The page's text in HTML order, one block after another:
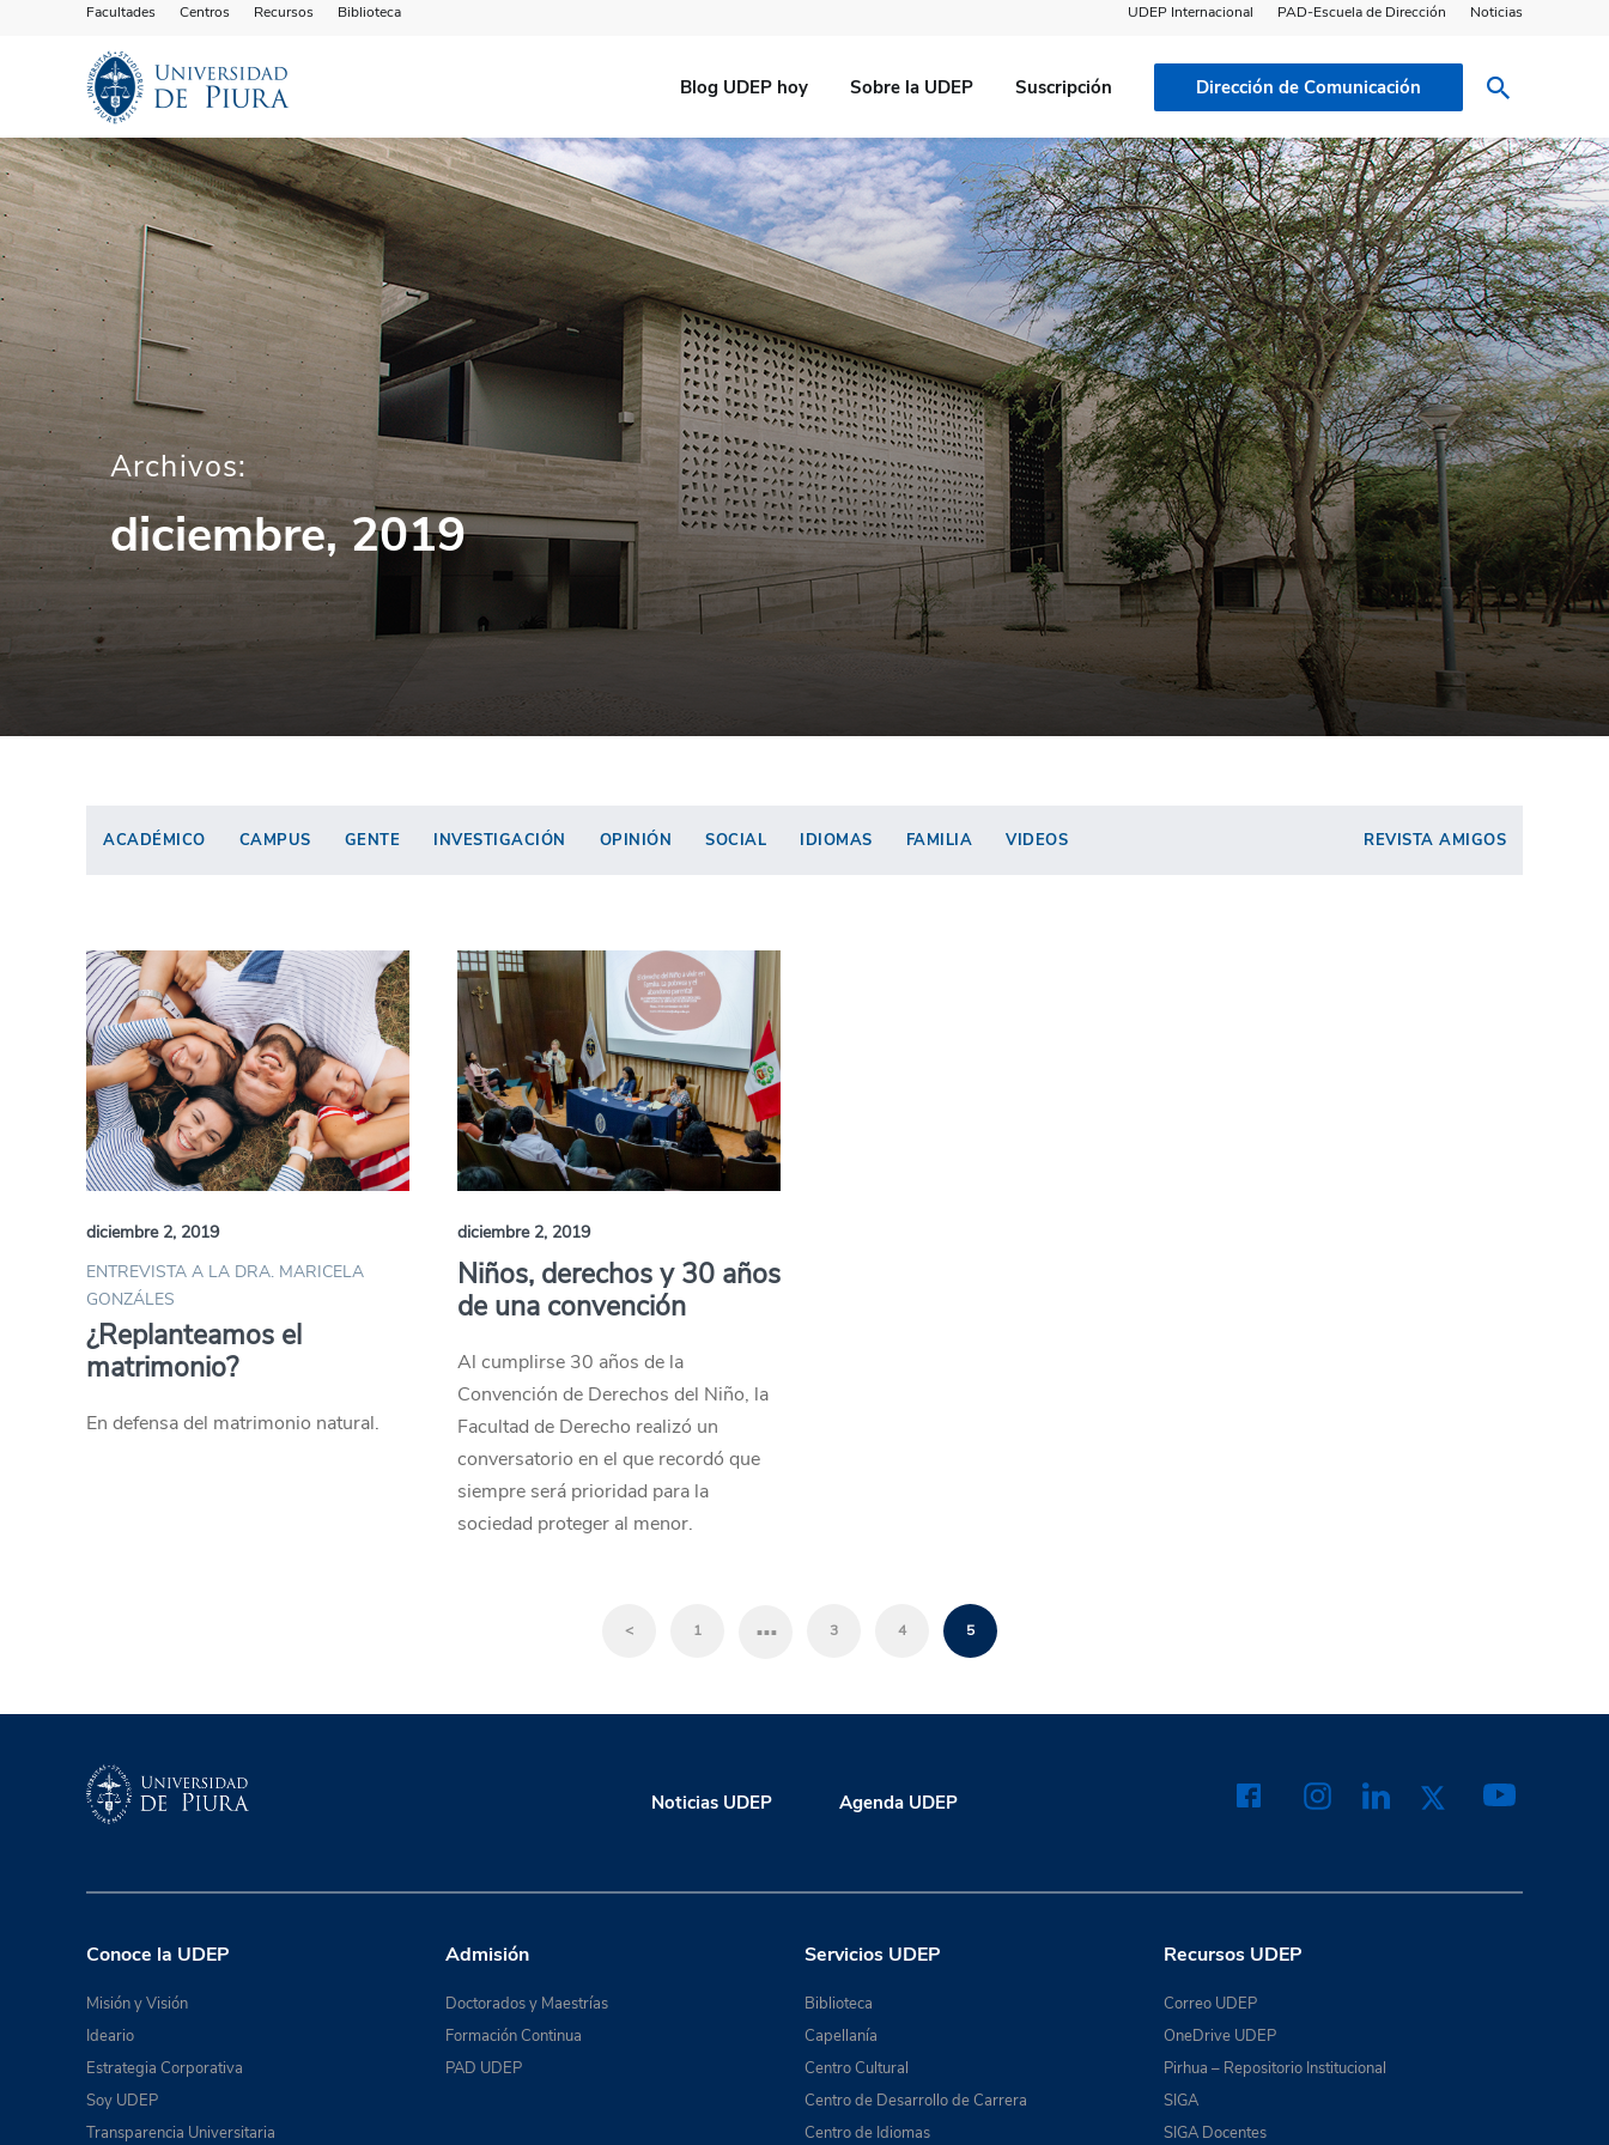
Facultades Centros Recursos Biblioteca UDEP Internacional PAD-Escuela de Dirección Noticias
Blog UDEP hoy Sobre la UDEP Suscripción Dirección de Comunicación
Archivos:
diciembre, 2019
ACADÉMICO CAMPUS GENTE INVESTIGACIÓN OPINIÓN SOCIAL IDIOMAS FAMILIA VIDEOS REVISTA AMIGOS
diciembre 2, 2019
ENTREVISTA A LA DRA. MARICELA
GONZÁLES
¿Replanteamos el
matrimonio?
En defensa del matrimonio natural.
diciembre 2, 2019
Niños, derechos y 30 años
de una convención
Al cumplirse 30 años de la
Convención de Derechos del Niño, la
Facultad de Derecho realizó un
conversatorio en el que recordó que
siempre será prioridad para la
sociedad proteger al menor.
< 1 … 3 4 5
Noticias UDEP Agenda UDEP
Conoce la UDEP
Misión y Visión
Ideario
Estrategia Corporativa
Soy UDEP
Transparencia Universitaria
Admisión
Doctorados y Maestrías
Formación Continua
PAD UDEP
Servicios UDEP
Biblioteca
Capellanía
Centro Cultural
Centro de Desarrollo de Carrera
Centro de Idiomas
Recursos UDEP
Correo UDEP
OneDrive UDEP
Pirhua – Repositorio Institucional
SIGA
SIGA Docentes